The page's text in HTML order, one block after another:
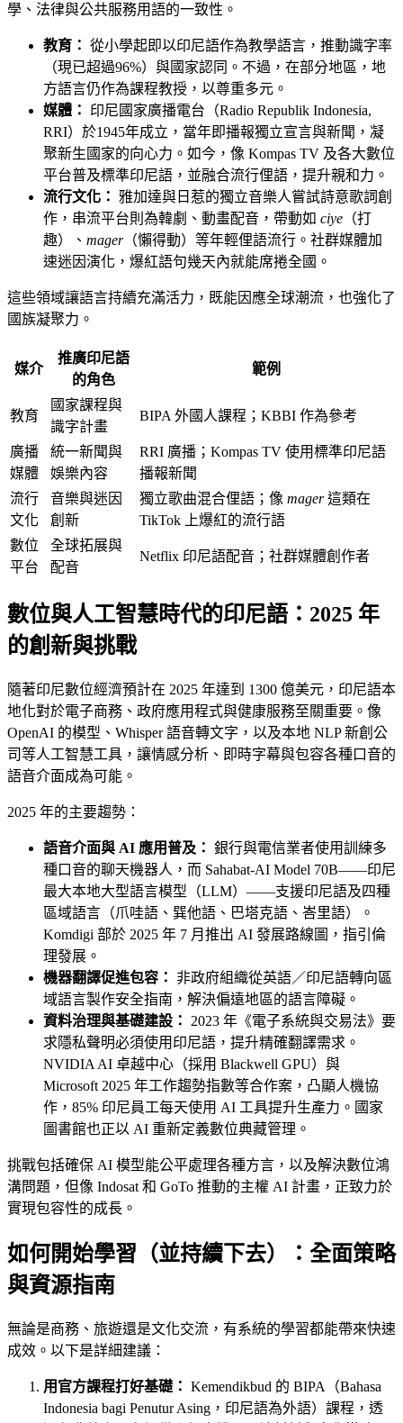
學、法律與公共服務用語的一致性。
教育： 從小學起即以印尼語作為教學語言，推動識字率
（現已超過96%）與國家認同。不過，在部分地區，地
方語言仍作為課程教授，以尊重多元。
媒體：
印尼國家廣播電台（Radio Republik Indonesia,
RRI）於1945年成立，當年即播報獨立宣言與新聞，凝
聚新生國家的向心力。如今，像 Kompas TV 及各大數位
平台普及標準印尼語，並融合流行俚語，提升親和力。
流行文化： 雅加達與日惹的獨立音樂人嘗試詩意歌詞創
作，串流平台則為韓劇、動畫配音，帶動如 ciye （打
趣）、 mager（懶得動）等年輕俚語流行。社群媒體加
速迷因演化，爆紅語句幾天內就能席捲全國。
這些領域讓語言持續充滿活力，既能因應全球潮流，也強化了
國族凝聚力。
媒介
推廣印尼語
的角色
範例
教育
國家課程與
識字計畫
BIPA 外國人課程；KBBI 作為參考
廣播
媒體
統一新聞與
娛樂內容
RRI 廣播；Kompas TV 使用標準印尼語
播報新聞
流行
文化
音樂與迷因
創新
獨立歌曲混合俚語；像 mager這類在
TikTok 上爆紅的流行語
數位
平台
全球拓展與
配音
Netflix 印尼語配音；社群媒體創作者
數位與人工智慧時代的印尼語：2025 年
的創新與挑戰
隨著印尼數位經濟預計在 2025 年達到 1300 億美元，印尼語本
地化對於電子商務、政府應用程式與健康服務至關重要。像
OpenAI 的模型、Whisper 語音轉文字，以及本地 NLP 新創公
司等人工智慧工具，讓情感分析、即時字幕與包容各種口音的
語音介面成為可能。
2025 年的主要趨勢：
語音介面與 AI 應用普及： 銀行與電信業者使用訓練多
種口音的聊天機器人，而 Sahabat-AI Model 70B——印尼
最大本地大型語言模型（LLM）——支援印尼語及四種
區域語言（爪哇語、巽他語、巴塔克語、峇里語）。
Komdigi 部於 2025 年 7 月推出 AI 發展路線圖，指引倫
理發展。
機器翻譯促進包容：
非政府組織從英語／印尼語轉向區
域語言製作安全指南，解決偏遠地區的語言障礙。
資料治理與基礎建設：
2023 年《電子系統與交易法》要
求隱私聲明必須使用印尼語，提升精確翻譯需求。
NVIDIA AI 卓越中心（採用 Blackwell GPU）與
Microsoft 2025 年工作趨勢指數等合作案，凸顯人機協
作，85% 印尼員工每天使用 AI 工具提升生產力。國家
圖書館也正以 AI 重新定義數位典藏管理。
挑戰包括確保 AI 模型能公平處理各種方言，以及解決數位鴻
溝問題，但像 Indosat 和 GoTo 推動的主權 AI 計畫，正致力於
實現包容性的成長。
如何開始學習（並持續下去）：全面策略
與資源指南
無論是商務、旅遊還是文化交流，有系統的學習都能帶來快速
成效。以下是詳細建議：
用官方課程打好基礎： Kemendikbud 的 BIPA（Bahasa
Indonesia bagi Penutur Asing，印尼語為外語）課程，透